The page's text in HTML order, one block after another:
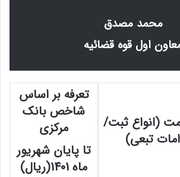
محمد مصدق
اول قوه قضائیه
(انواع ثبت/
تبعی)
تعرفه بر اساس
شاخص بانک
مرکزی
تا پایان شهریور
ماه 1401(ریال)